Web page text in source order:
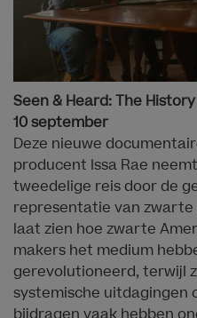
Seen & Heard: The
10 september
Deze nieuwe
producent Issa Rae
tweedelige reis door de
representatie van zwarte
laat zien hoe zwarte
makers het medium
gerevolutioneerd, terwijl
systemische uitdagingen